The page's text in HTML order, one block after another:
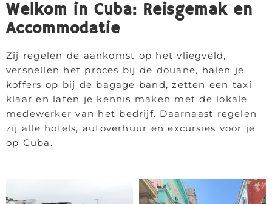
Welkom in Cuba: Reisgemak en
Accommodatie
Zij regelen de aankomst op het vliegveld,
versnellen het proces bij de douane, halen je
koffers op bij de bagage band, zetten een taxi
klaar en laten je kennis maken met de lokale
medewerker van het bedrijf. Daarnaast regelen
zij alle hotels, autoverhuur en excursies voor je
op Cuba.